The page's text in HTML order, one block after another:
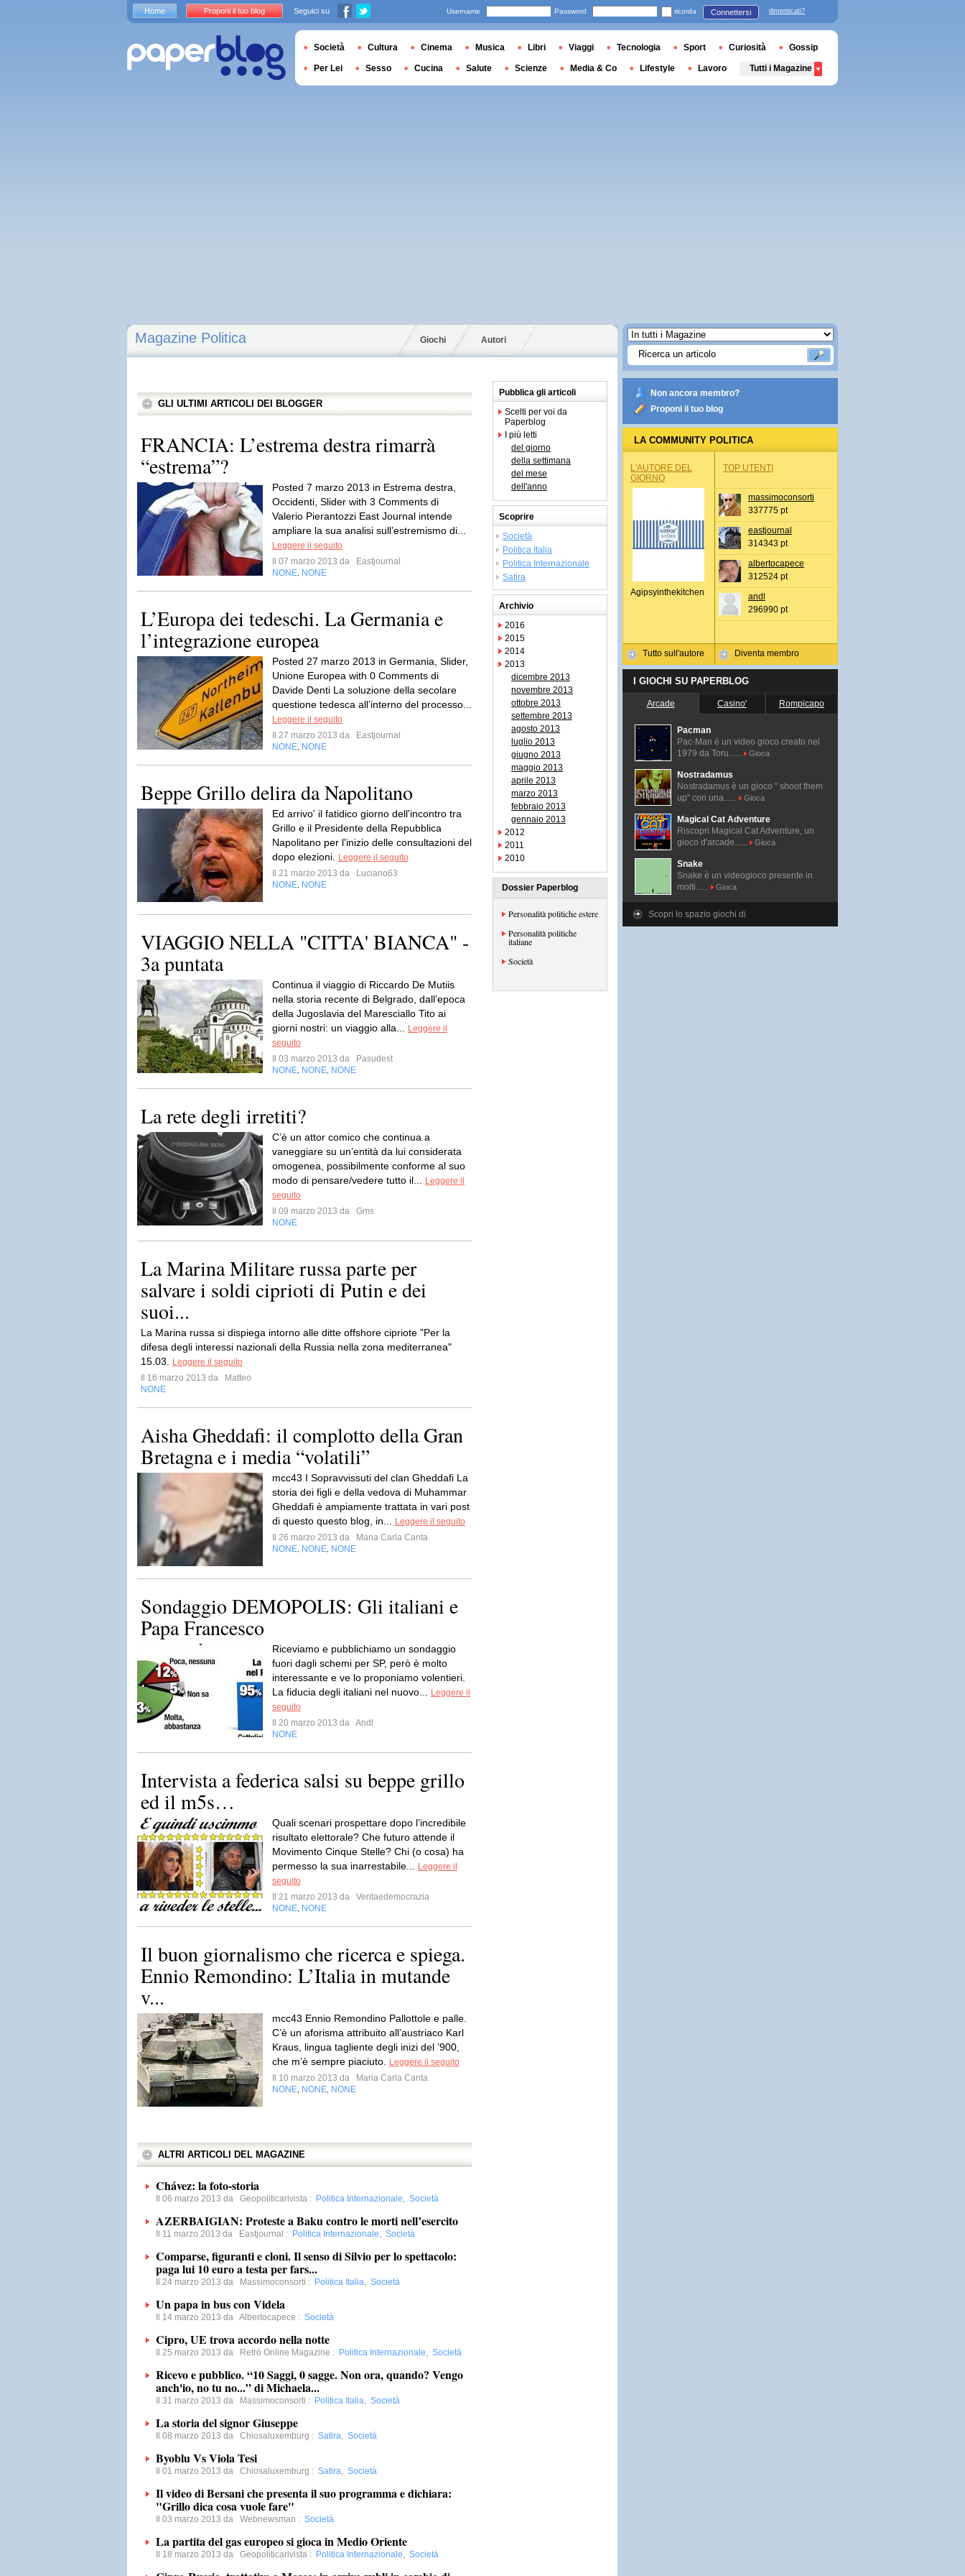
Magazine Politica Giochi Autori
GLI ULTIMI ARTICOLI DEI BLOGGER
FRANCIA: L’estrema destra rimarrà
“estrema”?
Posted 7 marzo 2013 in Estrema destra,
Occidenti, Slider with 3 Comments di
Valerio Pierantozzi East Journal intende
ampliare la sua analisi sull’estremismo di...
Leggere il seguito
Il 07 marzo 2013 da
Eastjournal
NONE NONE
L’Europa dei tedeschi. La Germania e
l’integrazione europea
Posted 27 marzo 2013 in Germania, Slider,
Unione Europea with 0 Comments di
Davide Denti La soluzione della secolare
questione tedesca all’interno del processo...
Leggere il seguito
Il 27 marzo 2013 da
Eastjournal
NONE NONE
Beppe Grillo delira da Napolitano
Ed arrivo' il fatidico giorno dell'incontro tra
Grillo e il Presidente della Repubblica
Napolitano per l'inizio delle consultazioni del
dopo elezioni.
Leggere il seguito
Il 21 marzo 2013 da
Luciano63
NONE NONE
VIAGGIO NELLA "CITTA' BIANCA" -
3a puntata
Continua il viaggio di Riccardo De Mutiis
nella storia recente di Belgrado, dall’epoca
della Jugoslavia del Maresciallo Tito ai
giorni nostri: un viaggio alla...
Leggere il
seguito
Il 03 marzo 2013 da
Pasudest
NONE NONE NONE
La rete degli irretiti?
C’è un attor comico che continua a
vaneggiare su un’entità da lui considerata
omogenea, possibilmente conforme al suo
modo di pensare/vedere tutto il...
Leggere il
seguito
Il 09 marzo 2013 da
Gms
NONE
La Marina Militare russa parte per
salvare i soldi ciprioti di Putin e dei
suoi...
La Marina russa si dispiega intorno alle ditte offshore cipriote "Per la
difesa degli interessi nazionali della Russia nella zona mediterranea"
15.03.
Leggere il seguito
Il 16 marzo 2013 da
Matteo
NONE
Aisha Gheddafi: il complotto della Gran
Bretagna e i media “volatili”
mcc43 I Sopravvissuti del clan Gheddafi La
storia dei figli e della vedova di Muhammar
Gheddafi è ampiamente trattata in vari post
di questo questo blog, in...
Leggere il seguito
Il 26 marzo 2013 da
Maria Carla Canta
NONE NONE NONE
Sondaggio DEMOPOLIS: Gli italiani e
Papa Francesco
Riceviamo e pubblichiamo un sondaggio
fuori dagli schemi per SP, però è molto
interessante e ve lo proponiamo volentieri.
La fiducia degli italiani nel nuovo...
Leggere il
seguito
Il 20 marzo 2013 da Andl
NONE
Intervista a federica salsi su beppe grillo
ed il m5s…
Quali scenari prospettare dopo l’incredibile
risultato elettorale? Che futuro attende il
Movimento Cinque Stelle? Chi (o cosa) ha
permesso la sua inarrestabile...
Leggere il
seguito
Il 21 marzo 2013 da
Veritaedemocrazia
NONE NONE
Il buon giornalismo che ricerca e spiega.
Ennio Remondino: L’Italia in mutande
v...
mcc43 Ennio Remondino Pallottole e palle.
C’è un aforisma attribuito all’austriaco Karl
Kraus, lingua tagliente degli inizi del ’900,
che m’è sempre piaciuto.
Leggere il seguito
Il 10 marzo 2013 da
Maria Carla Canta
NONE NONE NONE
ALTRI ARTICOLI DEL MAGAZINE
Chávez: la foto-storia
Il 06 marzo 2013 da Geopoliticarivista : Politica Internazionale, Società
AZERBAIGIAN: Proteste a Baku contro le morti nell’esercito
Il 11 marzo 2013 da Eastjournal : Politica Internazionale, Società
Comparse, figuranti e cloni. Il senso di Silvio per lo spettacolo:
paga lui 10 euro a testa per fars...
Il 24 marzo 2013 da Massimoconsorti : Politica Italia, Società
Un papa in bus con Videla
Il 14 marzo 2013 da Albertocapece : Società
Cipro, UE trova accordo nella notte
Il 25 marzo 2013 da Retrò Online Magazine : Politica Internazionale, Società
Ricevo e pubblico. “10 Saggi, 0 sagge. Non ora, quando? Vengo
anch'io, no tu no...” di Michaela...
Il 31 marzo 2013 da Massimoconsorti : Politica Italia, Società
La storia del signor Giuseppe
Il 08 marzo 2013 da Chiosaluxemburg : Satira, Società
Byoblu Vs Viola Tesi
Il 01 marzo 2013 da Chiosaluxemburg : Satira, Società
Il video di Bersani che presenta il suo programma e dichiara:
"Grillo dica cosa vuole fare"
Il 03 marzo 2013 da Webnewsman : Società
La partita del gas europeo si gioca in Medio Oriente
Il 18 marzo 2013 da Geopoliticarivista : Politica Internazionale, Società
Pubblica gli articoli
Scelti per voi da
Paperblog
I più letti
del giorno
della settimana
del mese
dell'anno
Scoprire
Società
Politica Italia
Politica Internazionale
Satira
Archivio
2016
2015
2014
2013
dicembre 2013
novembre 2013
ottobre 2013
settembre 2013
agosto 2013
luglio 2013
giugno 2013
maggio 2013
aprile 2013
marzo 2013
febbraio 2013
gennaio 2013
2012
2011
2010
Dossier Paperblog
Personalità politiche estere
Personalità politiche
italiane
Società
Non ancora membro?
Proponi il tuo blog
LA COMMUNITY POLITICA
L'AUTORE DEL
GIORNO
Agipsyinthekitchen
Tutto sull'autore
TOP UTENTI
massimoconsorti
337775 pt
eastjournal
314343 pt
albertocapece
312524 pt
andl
296990 pt
Diventa membro
I GIOCHI SU PAPERBLOG
Arcade Casino' Rompicapo
Pacman
Pac-Man é un video gioco creato nel
1979 da Toru......
Gioca
Nostradamus
Nostradamus è un gioco " shoot them
up" con una......
Gioca
Magical Cat Adventure
Riscopri Magical Cat Adventure, un
gioco d'arcade......
Gioca
Snake
Snake è un videogioco presente in
molti......
Gioca
Scopri lo spazio giochi di
Home Proponi il tuo blog Seguici su Username Password ricorda Connettersi dimenticati?
Società Cultura Cinema Musica Libri Viaggi Tecnologia Sport Curiosità Gossip
Per Lei Sesso Cucina Salute Scienze Media & Co Lifestyle Lavoro Tutti i Magazine